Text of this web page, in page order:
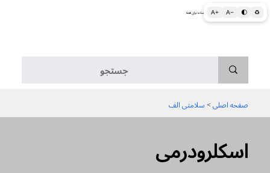
A+ A− 🌓 ♻ اطلاعات پزشکی و بهداشتی به زبان ساده برای همه
اسکلرودرمی
صفحه اصلی > سلامتی الف